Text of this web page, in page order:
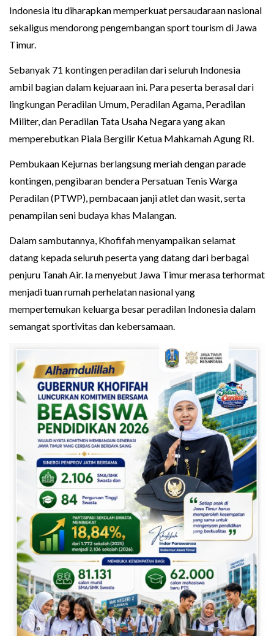
Indonesia itu diharapkan memperkuat persaudaraan nasional
sekaligus mendorong pengembangan sport tourism di Jawa
Timur.
Sebanyak 71 kontingen peradilan dari seluruh Indonesia
ambil bagian dalam kejuaraan ini. Para peserta berasal dari
lingkungan Peradilan Umum, Peradilan Agama, Peradilan
Militer, dan Peradilan Tata Usaha Negara yang akan
memperebutkan Piala Bergilir Ketua Mahkamah Agung RI.
Pembukaan Kejurnas berlangsung meriah dengan parade
kontingen, pengibaran bendera Persatuan Tenis Warga
Peradilan (PTWP), pembacaan janji atlet dan wasit, serta
penampilan seni budaya khas Malangan.
Dalam sambutannya, Khofifah menyampaikan selamat
datang kepada seluruh peserta yang datang dari berbagai
penjuru Tanah Air. Ia menyebut Jawa Timur merasa terhormat
menjadi tuan rumah perhelatan nasional yang
mempertemukan keluarga besar peradilan Indonesia dalam
semangat sportivitas dan kebersamaan.